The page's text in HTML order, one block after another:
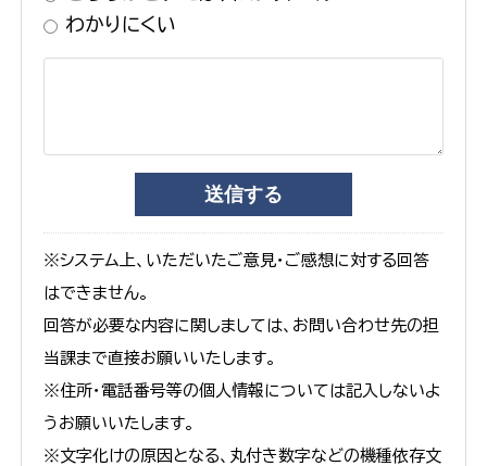
わかりにくい
※システム上、いただいたご意見・ご感想に対する回答
はできません。
回答が必要な内容に関しましては、お問い合わせ先の担
当課まで直接お願いいたします。
※住所・電話番号等の個人情報については記入しないよ
うお願いいたします。
※文字化けの原因となる、丸付き数字などの機種依存文